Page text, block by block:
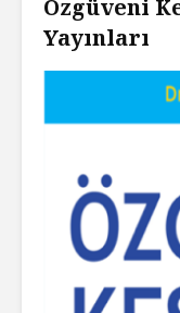
Özgüveni
Yayınları